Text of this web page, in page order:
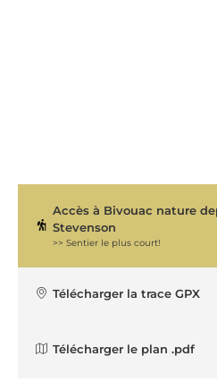
Accès à Bivouac nature
Stevenson
>> Sentier le plus court!
Télécharger la trace GPX
Télécharger le plan .pdf